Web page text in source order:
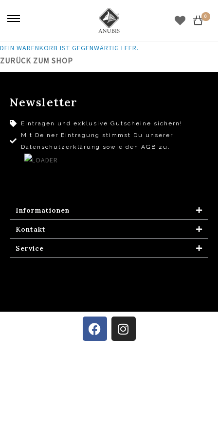
0
DEIN WARENKORB IST GEGENWÄRTIG LEER.
ZURÜCK ZUM SHOP
Newsletter
Eintragen und exklusive Gutscheine sichern!
Mit Deiner Eintragung stimmst Du unserer
Datenschutzerklärung sowie den AGB zu.
Informationen
Kontakt
Service